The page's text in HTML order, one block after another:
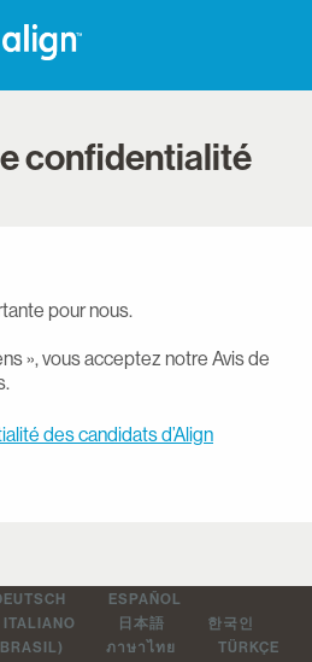
confidentialité
pour nous.
», vous acceptez notre Avis de
des candidats d’Align
ESPAÑOL
ITALIANO 日本語
한국인
ภาษาไทย
TÜRKÇE